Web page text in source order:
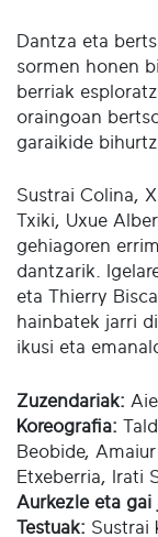
Dantza eta
sormen honen
berriak
oraingoan
garaikide
Sustrai Colina,
Txiki, Uxue
gehiagoren
dantzarik.
eta Thierry
hainbatek jarri
ikusi eta
Zuzendariak:
Koreografia:
Beobide,
Etxeberria, Irati
Aurkezle eta gai
Testuak: Sustrai